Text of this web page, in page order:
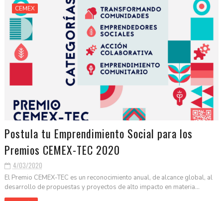
CEMEX
Postula tu Emprendimiento Social para los
Premios CEMEX-TEC 2020
4/03/2020
El Premio CEMEX-TEC es un reconocimiento anual, de alcance global, al
desarrollo de propuestas y proyectos de alto impacto en materia...